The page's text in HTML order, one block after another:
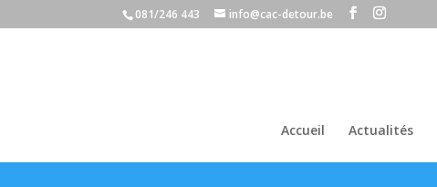
081/246 443 info@cac-detour.be
Accueil Actualités